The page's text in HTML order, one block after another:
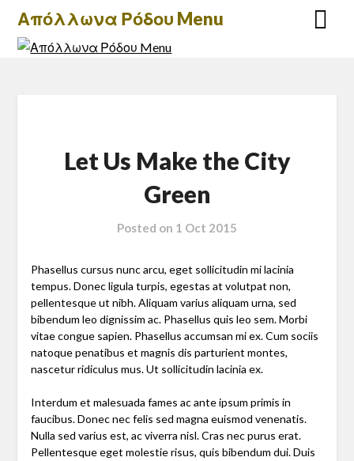
Skip
content
Απόλλωνα Ρόδου Menu
Let Us Make the City
Green
Posted on 1 Oct 2015
Phasellus cursus nunc arcu, eget sollicitudin mi lacinia
tempus. Donec ligula turpis, egestas at volutpat non,
pellentesque ut nibh. Aliquam varius aliquam urna, sed
bibendum leo dignissim ac. Phasellus quis leo sem. Morbi
vitae congue sapien. Phasellus accumsan mi ex. Cum sociis
natoque penatibus et magnis dis parturient montes,
nascetur ridiculus mus. Ut sollicitudin lacinia ex.
Interdum et malesuada fames ac ante ipsum primis in
faucibus. Donec nec felis sed magna euismod venenatis.
Nulla sed varius est, ac viverra nisl. Cras nec purus erat.
Pellentesque eget molestie risus, quis bibendum dui. Duis